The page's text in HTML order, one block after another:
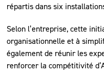
répartis dans six
Selon l’entreprise, cette
organisationnelle et à
également de réunir les
renforcer la compétitivité